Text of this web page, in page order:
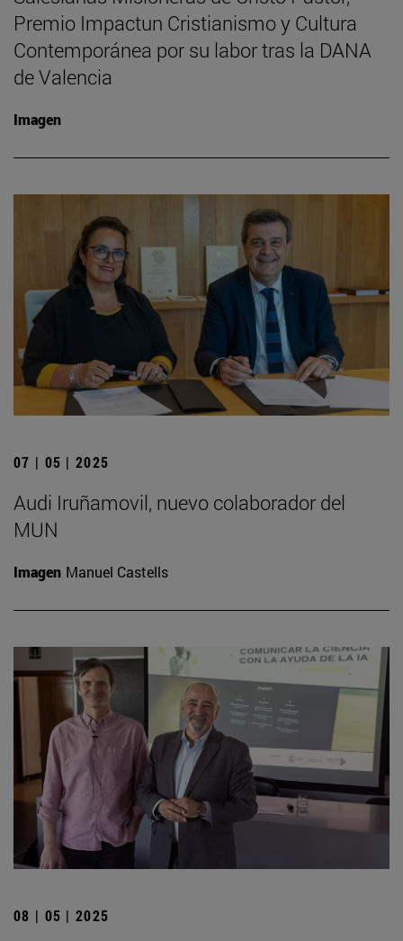
Premio Impactun Cristianismo y Cultura
Contemporánea por su labor tras la DANA
de Valencia
Imagen
07 | 05 | 2025
Audi Iruñamovil, nuevo colaborador del
MUN
Imagen Manuel Castells
08 | 05 | 2025